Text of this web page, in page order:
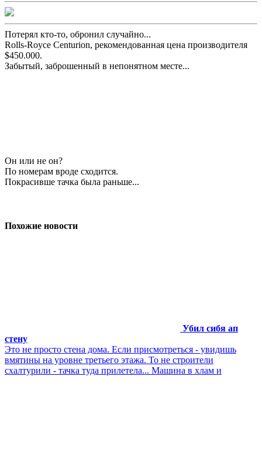
Потерял кто-то, обронил случайно...
Rolls-Royce Centurion, рекомендованная цена производителя
$450.000.
Забытый, заброшенный в непонятном месте...
Он или не он?
По номерам вроде сходится.
Покрасивше тачка была раньше...
Похожие новости
Убил сибя ап
стену
Это не просто стена дома. Если присмотреться - увидишь
вмятины на уровне третьего этажа. То не строители
схалтурили - тачка туда прилетела... Машина в хлам и